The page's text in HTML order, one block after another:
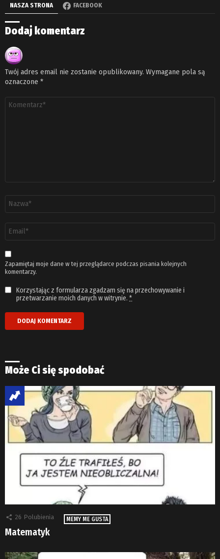
NASZA STRONA FACEBOOK
Dodaj komentarz
Twój adres email nie zostanie opublikowany. Wymagane pola są
oznaczone *
email
*
Zapamiętaj moje dane w tej przeglądarce podczas pisania kolejnych
komentarzy.
Korzystając z formularza zgadzam się na przechowywanie i
przetwarzanie moich danych w witrynie. *
Może Ci się spodobać
26 Polubienia MEMY ME GUSTA
Matematyk